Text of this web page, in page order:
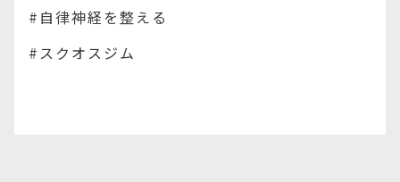
#自律神経を整える
#スクオスジム